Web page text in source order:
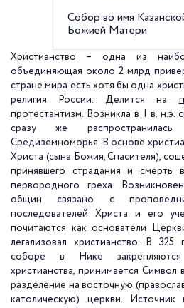
Cобор во имя
Божией Матери
Христианство – одна из
объединяющая около 2 млрд
стране мира есть хотя бы одна
религия России. Делится на
протестантизм. Возникла в I в. н.э.
сразу же
Средиземноморья. В основе
Христа (сына Божия, Спасителя),
принявшего страдания и смерть
первородного греха.
общин связано с
последователей Христа и его
почитаются как основатели
легализовал христианство. В
соборе в Нике
христианства, принимается Символ
разделение на восточную
католическую) церкви. Источник